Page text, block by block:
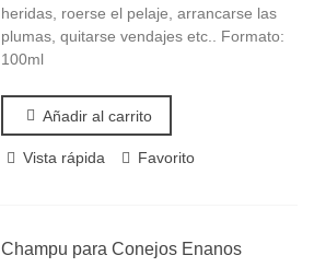
heridas, roerse el pelaje, arrancarse las
plumas, quitarse vendajes etc.. Formato:
100ml
Añadir al carrito
Vista rápida Favorito
Champu para Conejos Enanos